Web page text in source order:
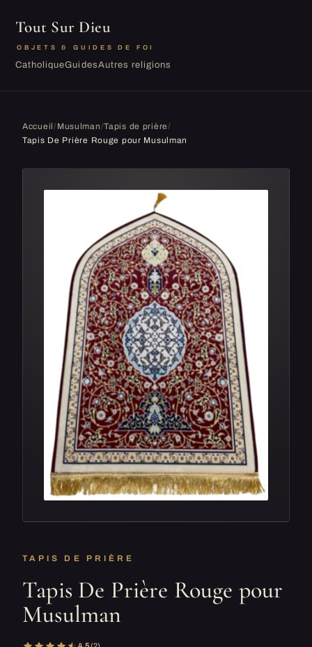
Tout Sur Dieu
OBJETS & GUIDES DE FOI
CatholiqueGuidesAutres religions
Accueil/ Musulman/Tapis de prière/
Tapis De Prière Rouge pour Musulman
TAPIS DE PRIÈRE
Tapis De Prière Rouge pour
Musulman